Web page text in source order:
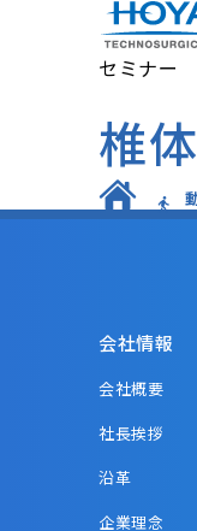
セミナー
椎
会社情報
会社概要
社長挨拶
沿革
企業理念